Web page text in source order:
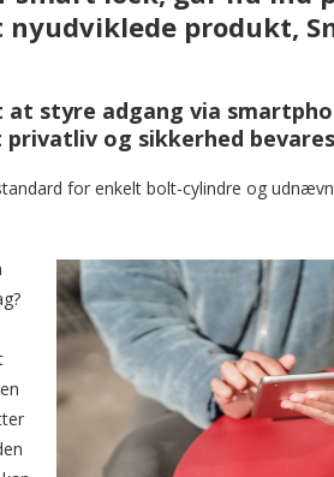
produkt,
styre adgang via
og sikkerhed
for enkelt bolt-cylindre og